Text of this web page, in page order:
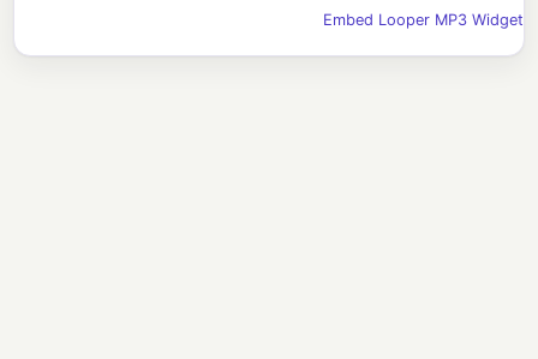
Embed Looper MP3 Widget